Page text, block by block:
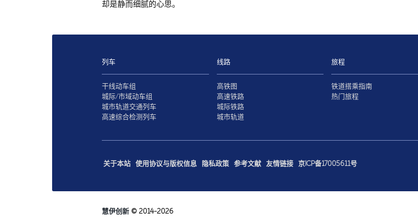
却是静而细腻的心思。
列车
干线动车组
城际/市域动车组
城市轨道交通列车
高速综合检测列车
线路
高铁图
高速铁路
城际铁路
城市轨道
旅程
铁道搭乘指南
热门旅程
关于本站 使用协议与版权信息 隐私政策 参考文献 友情链接 京ICP备17005611号
慧伊创新 © 2014-2026